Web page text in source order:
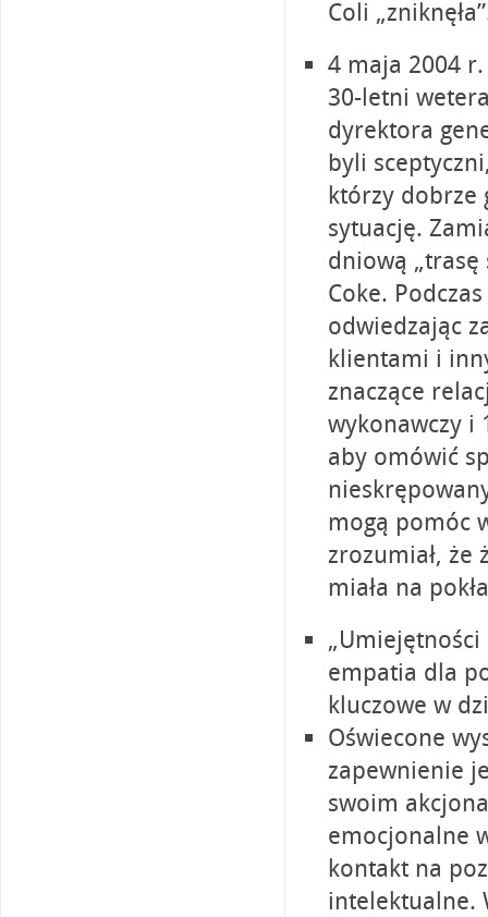
Coli
4 maja 2004
30-letni
dyrektora
byli
którzy dobrze
sytuację.
dniową „trasę
Coke.
odwiedzając
klientami i
znaczące
wykonawczy i
aby omówić
mogą pomóc
zrozumiał, że
miała na
empatia dla
kluczowe w
Oświecone
zapewnienie
swoim
emocjonalne
kontakt na
intelektualne.